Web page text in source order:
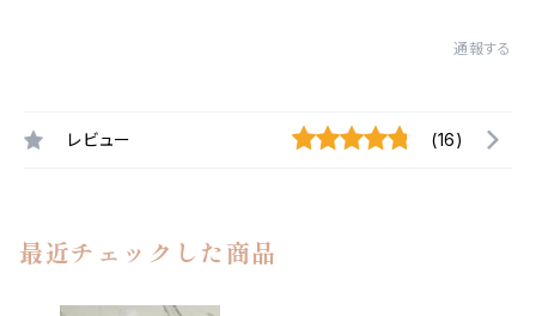
通報する
レビュー (16)
最近チェックした商品